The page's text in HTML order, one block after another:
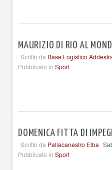
MAURIZIO DI RIO AL
Scritto da Base Logistico
Pubblicato in Sport
DOMENICA FITTA DI
Scritto da Pallacanestro Elba
Pubblicato in Sport